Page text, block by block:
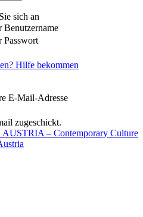
sich an
Benutzername
Passwort
Hilfe bekommen
E-Mail-Adresse
zugeschickt.
– Contemporary Culture